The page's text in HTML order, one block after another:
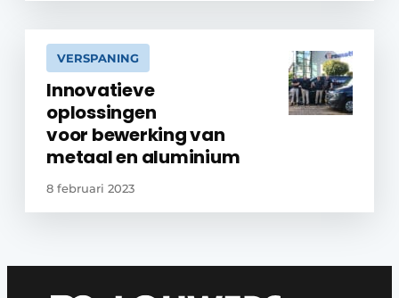
VERSPANING
Innovatieve
oplossingen
voor bewerking van
metaal en aluminium
8 februari 2023